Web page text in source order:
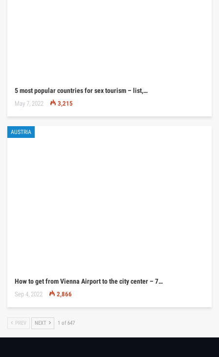
5 most popular countries for sex tourism – list,…
May 7, 2022 3,215
AUSTRIA
How to get from Vienna Airport to the city center – 7…
Sep 4, 2022 2,866
PREV NEXT 1 of 647